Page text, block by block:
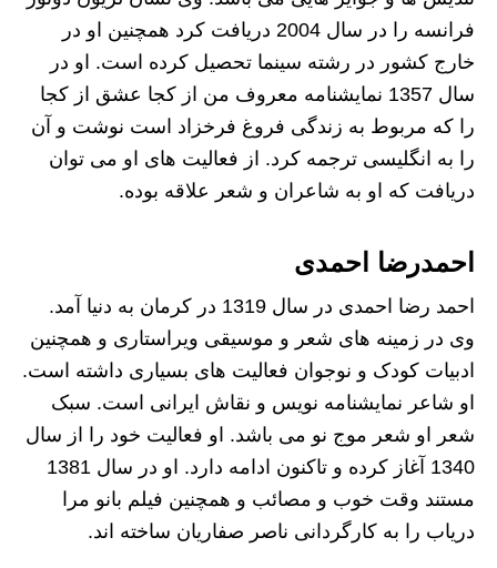
فرانسه را در سال 2004 دریافت کرد همچنین او در
خارج کشور در رشته سینما تحصیل کرده است. او در
سال 1357 نمایشنامه معروف من از کجا عشق از کجا
را که مربوط به زندگی فروغ فرخزاد است نوشت و آن
را به انگلیسی ترجمه کرد. از فعالیت های او می توان
دریافت که او به شاعران و شعر علاقه بوده.
احمدرضا احمدی
احمد رضا احمدی در سال 1319 در کرمان به دنیا آمد.
وی در زمینه های شعر و موسیقی ویراستاری و همچنین
ادبیات کودک و نوجوان فعالیت های بسیاری داشته است.
او شاعر نمایشنامه نویس و نقاش ایرانی است. سبک
شعر او شعر موج نو می باشد. او فعالیت خود را از سال
1340 آغاز کرده و تاکنون ادامه دارد. او در سال 1381
مستند وقت خوب و مصائب و همچنین فیلم بانو مرا
دریاب را به کارگردانی ناصر صفاریان ساخته اند.